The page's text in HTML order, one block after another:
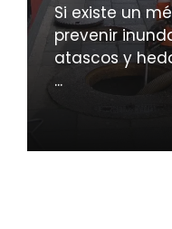
Si existe un
prevenir
atascos y
...